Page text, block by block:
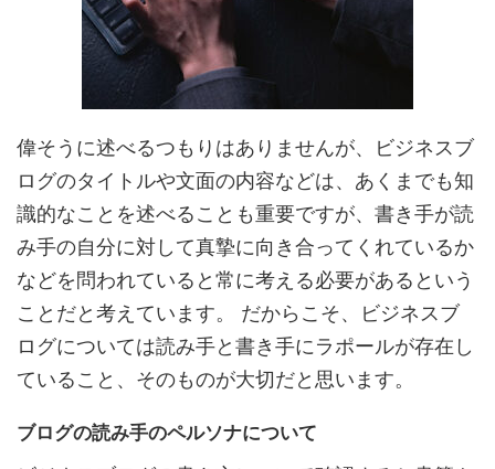
偉そうに述べるつもりはありませんが、ビジネスブ
ログのタイトルや文面の内容などは、あくまでも知
識的なことを述べることも重要ですが、書き手が読
み手の自分に対して真摯に向き合ってくれているか
などを問われていると常に考える必要があるという
ことだと考えています。 だからこそ、ビジネスブ
ログについては読み手と書き手にラポールが存在し
ていること、そのものが大切だと思います。
ブログの読み手のペルソナについて